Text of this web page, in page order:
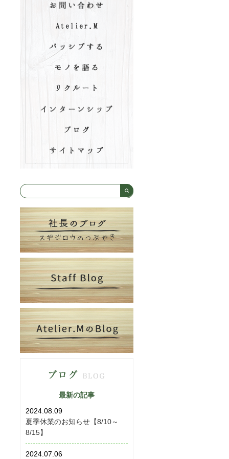
最新の記事
2024.08.09
夏季休業のお知らせ【8/10～
8/15】
2024.07.06